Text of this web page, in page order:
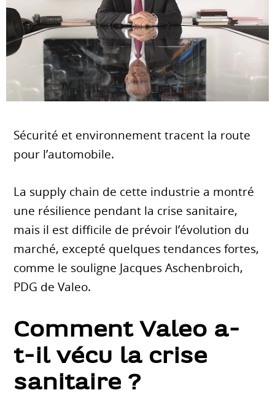
Sécurité et environnement tracent la route
pour l’automobile.
La supply chain de cette industrie a montré
une résilience pendant la crise sanitaire,
mais il est difficile de prévoir l’évolution du
marché, excepté quelques tendances fortes,
comme le souligne Jacques Aschenbroich,
PDG de Valeo.
Comment Valeo a-
t-il vécu la crise
sanitaire ?